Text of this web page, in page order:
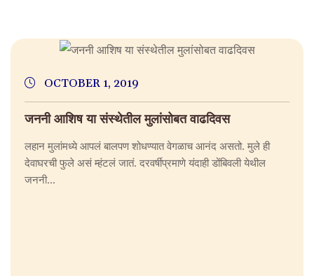
OCTOBER 1, 2019
जननी आशिष या संस्थेतील मुलांसोबत वाढदिवस
लहान मुलांमध्ये आपलं बालपण शोधण्यात वेगळाच आनंद असतो. मुले ही
देवाघरची फुले असं म्हंटलं जातं. दरवर्षीप्रमाणे यंदाही डोंबिवली येथील
जननी...